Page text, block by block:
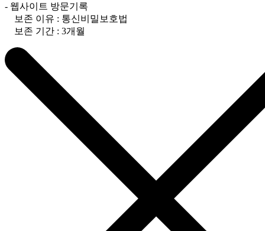
- 웹사이트 방문기록
보존 이유 : 통신비밀보호법
보존 기간 : 3개월